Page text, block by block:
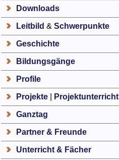
Downloads
Leitbild & Schwerpunkte
Geschichte
Bildungsgänge
Profile
Projekte| Projektunterricht
Ganztag
Partner & Freunde
Unterricht & Fächer